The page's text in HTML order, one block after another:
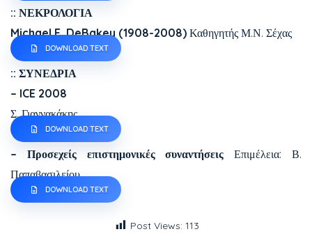
:: ΝΕΚΡΟΛΟΓΙΑ
Michael E. DeBakey (1908-2008) Καθηγητής Μ.Ν. Σέχας
DOWNLOAD TEXT
:: ΣΥΝΕΔΡΙΑ
– ICE 2008
Σ. Γιαννακάκης
DOWNLOAD TEXT
– Προσεχείς επιστημονικές συναντήσειςΕπιμέλεια: Β.
Παπαβασιλείου
DOWNLOAD TEXT
Post Views: 113